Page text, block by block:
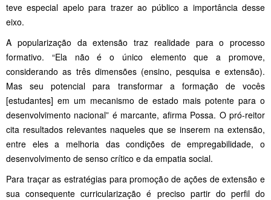
teve especial apelo para trazer ao público a importância desse
eixo.
A popularização da extensão traz realidade para o processo
formativo. “Ela não é o único elemento que a promove,
considerando as três dimensões (ensino, pesquisa e extensão).
Mas seu potencial para transformar a formação de vocês
[estudantes] em um mecanismo de estado mais potente para o
desenvolvimento nacional” é marcante, afirma Possa. O pró-reitor
cita resultados relevantes naqueles que se inserem na extensão,
entre eles a melhoria das condições de empregabilidade, o
desenvolvimento de senso crítico e da empatia social.
Para traçar as estratégias para promoção de ações de extensão e
sua consequente curricularização é preciso partir do perfil do